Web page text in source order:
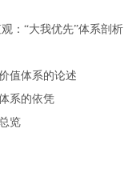
：“大我优先”体系剖析
值体系的论述
系的依凭
览